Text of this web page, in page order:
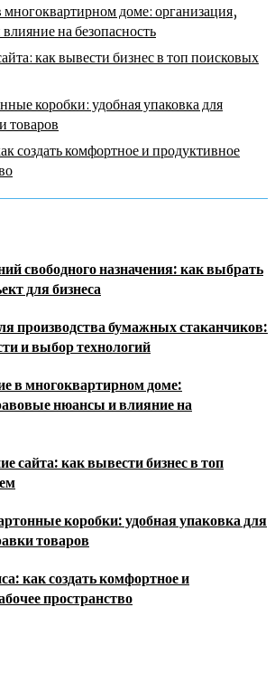
доме: организация,
на безопасность
как вывести бизнес в топ поисковых
коробки: удобная упаковка для
товаров
создать комфортное и продуктивное
свободного назначения: как выбрать
для бизнеса
производства бумажных стаканчиков:
и выбор технологий
в многоквартирном доме:
нюансы и влияние на
сайта: как вывести бизнес в топ
коробки: удобная упаковка для
товаров
как создать комфортное и
пространство